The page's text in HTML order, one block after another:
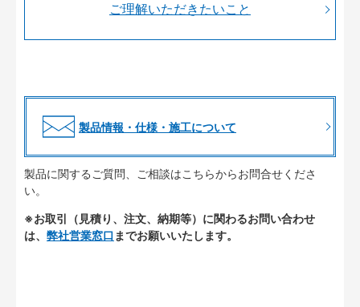
ご理解いただきたいこと
製品情報・仕様・施工について
製品に関するご質問、ご相談はこちらからお問合せくださ
い。
※お取引（見積り、注文、納期等）に関わるお問い合わせ
は、 弊社営業窓口 までお願いいたします。